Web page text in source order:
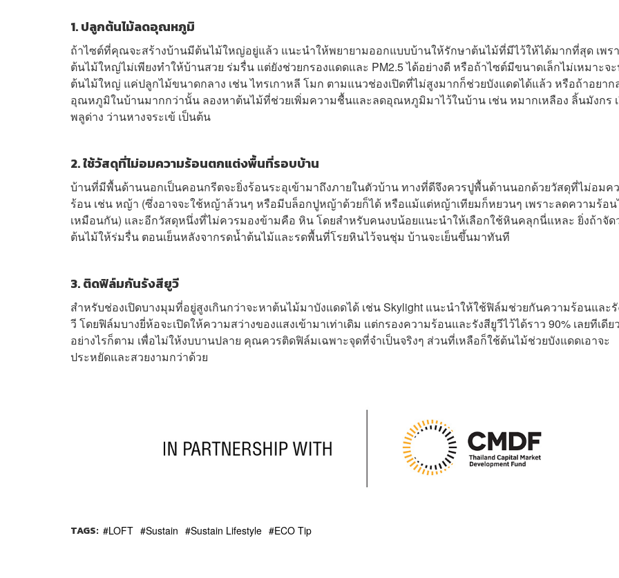
1. ปลูกต้นไม้ลดอุณหภูมิ
ถ้าไซต์ที่คุณจะสร้างบ้านมีต้นไม้ใหญ่อยู่แล้ว แนะนำให้พยายามออกแบบบ้านให้รักษาต้นไม้ที่มีไว้ให้ได้มากที่สุด เพร
ต้นไม้ใหญ่ไม่เพียงทำให้บ้านสวย ร่มรื่น แต่ยังช่วยกรองแดดและ PM2.5 ได้อย่างดี หรือถ้าไซต์มีขนาดเล็กไม่เหมาะจ
ต้นไม้ใหญ่ แค่ปลูกไม้ขนาดกลาง เช่น ไทรเกาหลี โมก ตามแนวช่องเปิดที่ไม่สูงมากก็ช่วยบังแดดได้แล้ว หรือถ้าอยาก
อุณหภูมิในบ้านมากกว่านั้น ลองหาต้นไม้ที่ช่วยเพิ่มความชื้นและลดอุณหภูมิมาไว้ในบ้าน เช่น หมากเหลือง ลิ้นมังกร
พลูด่าง ว่านหางจระเข้ เป็นต้น
2. ใช้วัสดุที่ไม่อมความร้อนตกแต่งพื้นที่รอบบ้าน
บ้านที่มีพื้นด้านนอกเป็นคอนกรีตจะยิ่งร้อนระอุเข้ามาถึงภายในตัวบ้าน ทางที่ดีจึงควรปูพื้นด้านนอกด้วยวัสดุที่ไม่อมค
ร้อน เช่น หญ้า (ซึ่งอาจจะใช้หญ้าล้วนๆ หรือมีบล็อกปูหญ้าด้วยก็ได้ หรือแม้แต่หญ้าเทียมก็หยวนๆ เพราะลดความร้อน
เหมือนกัน) และอีกวัสดุหนึ่งที่ไม่ควรมองข้ามคือ หิน โดยสำหรับคนงบน้อยแนะนำให้เลือกใช้หินคลุกนี่แหละ ยิ่งถ้าจัด
ต้นไม้ให้ร่มรื่น ตอนเย็นหลังจากรดน้ำต้นไม้และรดพื้นที่โรยหินไว้จนชุ่ม บ้านจะเย็นขึ้นมาทันที
3. ติดฟิล์มกันรังสียูวี
สำหรับช่องเปิดบางมุมที่อยู่สูงเกินกว่าจะหาต้นไม้มาบังแดดได้ เช่น Skylight แนะนำให้ใช้ฟิล์มช่วยกันความร้อนและ
วี โดยฟิล์มบางยี่ห้อจะเปิดให้ความสว่างของแสงเข้ามาเท่าเดิม แต่กรองความร้อนและรังสียูวีไว้ได้ราว 90% เลยทีเดีย
อย่างไรก็ตาม เพื่อไม่ให้งบบานปลาย คุณควรติดฟิล์มเฉพาะจุดที่จำเป็นจริงๆ ส่วนที่เหลือก็ใช้ต้นไม้ช่วยบังแดดเอาจะ
ประหยัดและสวยงามกว่าด้วย
TAGS: LOFT Sustain Sustain Lifestyle ECO Tip